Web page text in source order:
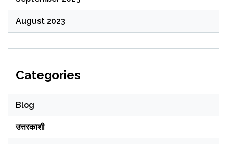
August 2023
Categories
Blog
उत्तरकाशी